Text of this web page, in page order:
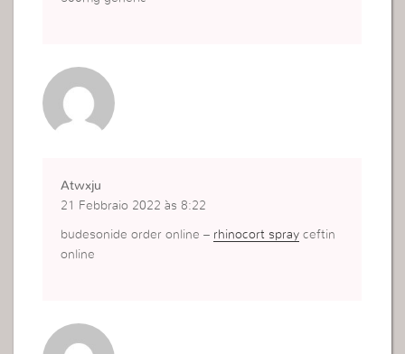
Atwxju
21 Febbraio 2022 às 8:22
budesonide order online – rhinocort spray ceftin
online